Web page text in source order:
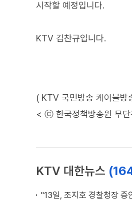
시작할 예정입니다.
KTV 김찬규입니다.
( KTV 국민방송 케이블방
< ⓒ 한국정책방송원 무
KTV 대한뉴스
"13일, 조지호 경찰청장 증